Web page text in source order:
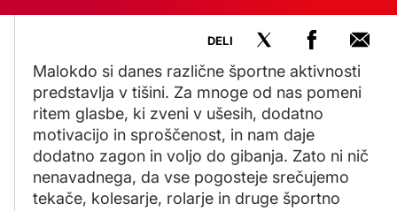
Malokdo si danes različne športne aktivnosti
predstavlja v tišini. Za mnoge od nas pomeni
ritem glasbe, ki zveni v ušesih, dodatno
motivacijo in sproščenost, in nam daje
dodatno zagon in voljo do gibanja. Zato ni nič
nenavadnega, da vse pogosteje srečujemo
tekače, kolesarje, rolarje in druge športno
DELI